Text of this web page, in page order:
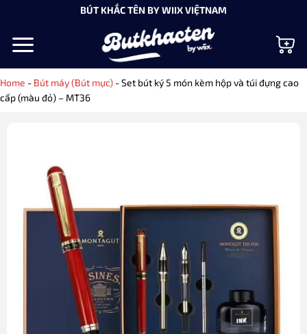
nội
BÚT KHẮC TÊN BY WIIX VIỆTNAM
Home - Bút máy (Bút mực) -Set bút ký 5 món kèm hộp và túi đựng cao
cấp (màu đỏ) – MT36